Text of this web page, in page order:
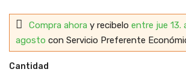
Compra ahora y recibelo entre jue 13.
agosto con Servicio Preferente
Cantidad